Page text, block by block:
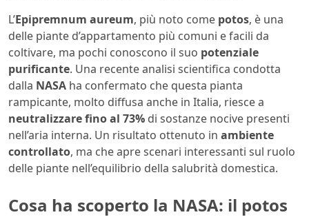
L’Epipremnum aureum, più noto come potos, è una
delle piante d’appartamento più comuni e facili da
coltivare, ma pochi conoscono il suo potenziale
purificante. Una recente analisi scientifica condotta
dalla NASA ha confermato che questa pianta
rampicante, molto diffusa anche in Italia, riesce a
neutralizzare fino al 73% di sostanze nocive presenti
nell’aria interna. Un risultato ottenuto in ambiente
controllato, ma che apre scenari interessanti sul ruolo
delle piante nell’equilibrio della salubrità domestica.
Cosa ha scoperto la NASA: il potos